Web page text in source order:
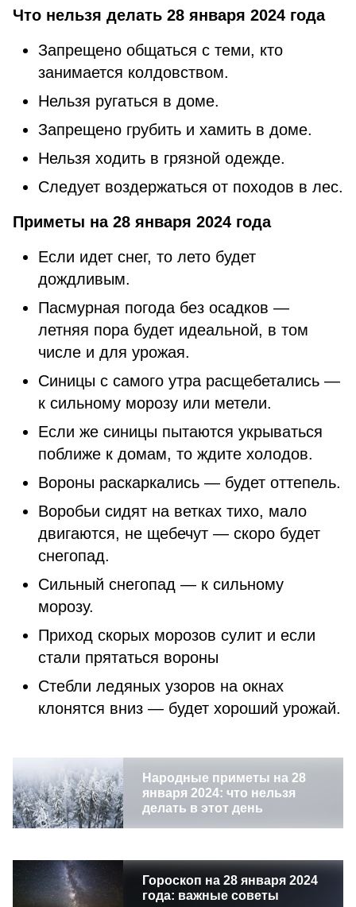
Что нельзя делать 28 января 2024 года
Запрещено общаться с теми, кто
занимается колдовством.
Нельзя ругаться в доме.
Запрещено грубить и хамить в доме.
Нельзя ходить в грязной одежде.
Следует воздержаться от походов в лес.
Приметы на 28 января 2024 года
Если идет снег, то лето будет
дождливым.
Пасмурная погода без осадков —
летняя пора будет идеальной, в том
числе и для урожая.
Синицы с самого утра расщебетались —
к сильному морозу или метели.
Если же синицы пытаются укрываться
поближе к домам, то ждите холодов.
Вороны раскаркались — будет оттепель.
Воробьи сидят на ветках тихо, мало
двигаются, не щебечут — скоро будет
снегопад.
Сильный снегопад — к сильному
морозу.
Приход скорых морозов сулит и если
стали прятаться вороны
Стебли ледяных узоров на окнах
клонятся вниз — будет хороший урожай.
Народные приметы на 28
января 2024: что нельзя
делать в этот день
Гороскоп на 28 января 2024
года: важные советы